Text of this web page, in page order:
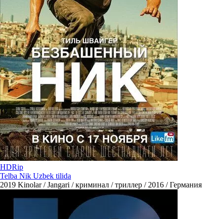
HDRip
Telba Nik Uzbek tilida
2019 Kinolar / Jangari / криминал / триллер / 2016 / Германия